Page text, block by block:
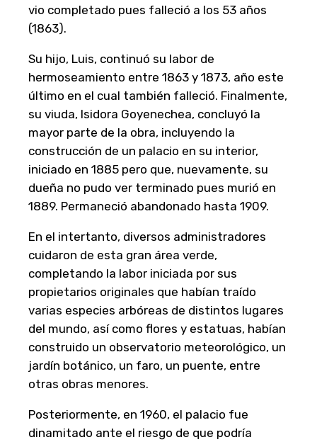
vio completado pues falleció a los 53 años
(1863).
Su hijo, Luis, continuó su labor de
hermoseamiento entre 1863 y 1873, año este
último en el cual también falleció. Finalmente,
su viuda, Isidora Goyenechea, concluyó la
mayor parte de la obra, incluyendo la
construcción de un palacio en su interior,
iniciado en 1885 pero que, nuevamente, su
dueña no pudo ver terminado pues murió en
1889. Permaneció abandonado hasta 1909.
En el intertanto, diversos administradores
cuidaron de esta gran área verde,
completando la labor iniciada por sus
propietarios originales que habían traído
varias especies arbóreas de distintos lugares
del mundo, así como flores y estatuas, habían
construido un observatorio meteorológico, un
jardín botánico, un faro, un puente, entre
otras obras menores.
Posteriormente, en 1960, el palacio fue
dinamitado ante el riesgo de que podría